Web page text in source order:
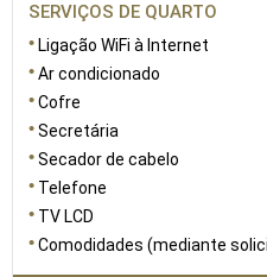
SERVIÇOS DE QUARTO
Ligação WiFi à Internet
Ar condicionado
Cofre
Secretária
Secador de cabelo
Telefone
TV LCD
Comodidades (mediante